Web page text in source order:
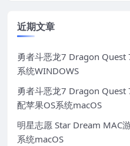
近期文章
勇者斗恶龙7 Dragon Quest
系统WINDOWS
勇者斗恶龙7 Dragon Quest
配苹果OS系统macOS
明星志愿 Star Dream MAC
系统macOS